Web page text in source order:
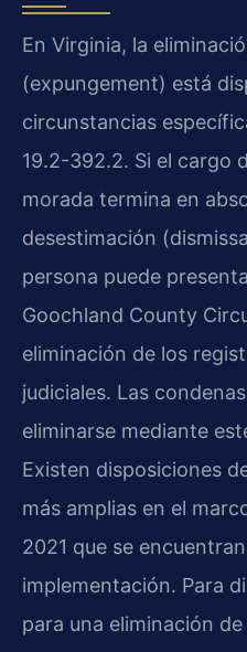
En Virginia, la
(expungement) está
circunstancias
19.2-392.2. Si el cargo
morada termina en
desestimación
persona puede
Goochland County
eliminación de los
judiciales. Las
eliminarse mediante
Existen disposiciones
más amplias en el
2021 que se
implementación. Para
para una eliminación